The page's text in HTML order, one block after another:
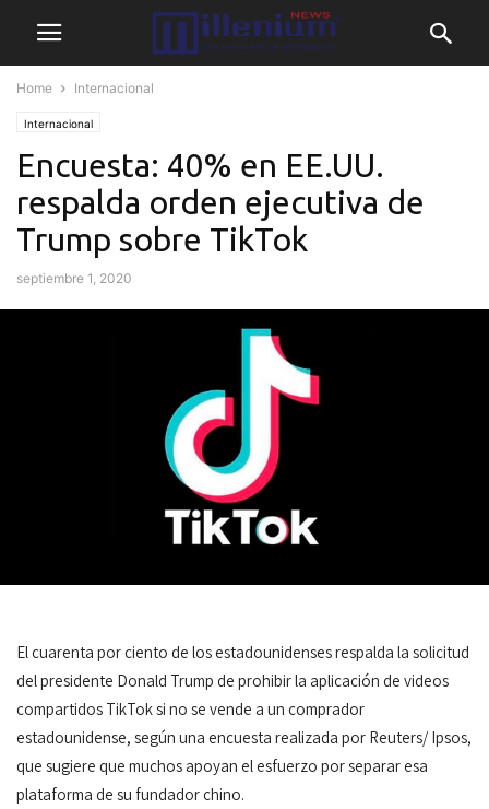
Home Internacional
Internacional
Encuesta: 40% en EE.UU.
respalda orden ejecutiva de
Trump sobre TikTok
septiembre 1, 2020
El cuarenta por ciento de los estadounidenses respalda la solicitud
del presidente Donald Trump de prohibir la aplicación de videos
compartidos TikTok si no se vende a un comprador
estadounidense, según una encuesta realizada por Reuters/ Ipsos,
que sugiere que muchos apoyan el esfuerzo por separar esa
plataforma de su fundador chino.